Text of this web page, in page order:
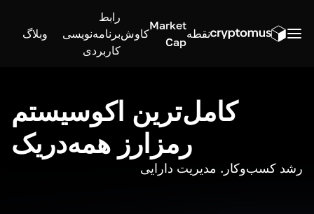
نقطه
Market
Cap
کاوش
رابط
برنامه‌نویسی
کاربردی
وبلاگ
کامل‌ترین اکوسیستم
رمزارز همه‌در‌یک
رشد کسب‌وکار. مدیریت دارایی